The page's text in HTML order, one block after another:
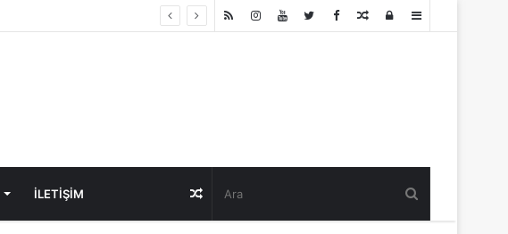
Sidebar
Log
Random
ILETIŞIM Random